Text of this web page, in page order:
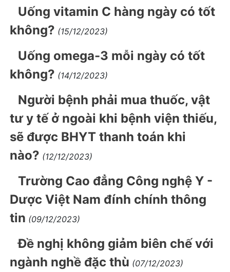
Uống vitamin C hàng ngày có tốt
không? (15/12/2023)
Uống omega-3 mỗi ngày có tốt
không? (14/12/2023)
Người bệnh phải mua thuốc, vật
tư y tế ở ngoài khi bệnh viện thiếu,
sẽ được BHYT thanh toán khi
nào? (12/12/2023)
Trường Cao đẳng Công nghệ Y -
Dược Việt Nam đính chính thông
tin (09/12/2023)
Đề nghị không giảm biên chế với
ngành nghề đặc thù (07/12/2023)